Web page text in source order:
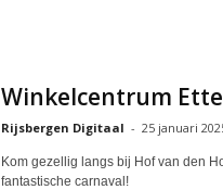
Winkelcentrum
Rijsbergen Digitaal - 25 januari
Kom gezellig langs bij Hof van den
fantastische carnaval!